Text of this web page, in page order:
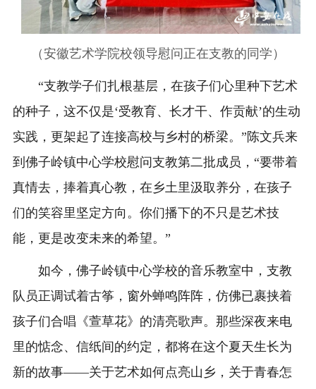
（安徽艺术学院校领导慰问正在支教的同学）
“支教学子们扎根基层，在孩子们心里种下艺术
的种子，这不仅是‘受教育、长才干、作贡献’的生动
实践，更架起了连接高校与乡村的桥梁。”陈文兵来
到佛子岭镇中心学校慰问支教第二批成员，“要带着
真情去，捧着真心教，在乡土里汲取养分，在孩子
们的笑容里坚定方向。你们播下的不只是艺术技
能，更是改变未来的希望。”
如今，佛子岭镇中心学校的音乐教室中，支教
队员正调试着古筝，窗外蝉鸣阵阵，仿佛已裹挟着
孩子们合唱《萱草花》的清亮歌声。那些深夜来电
里的惦念、信纸间的约定，都将在这个夏天生长为
新的故事——关于艺术如何点亮山乡，关于青春怎